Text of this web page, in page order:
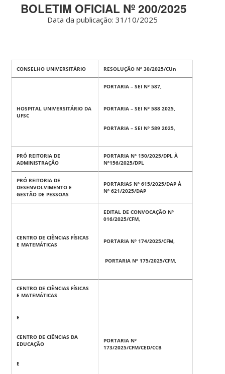
BOLETIM OFICIAL Nº 200/2025
Data da publicação: 31 /10/2025
CONSELHO UNIVERSITÁRIO RESOLUÇÃO Nº 30/2025/CUn
HOSPITAL UNIVERSITÁRIO DA
UFSC
PORTARIA – SEI Nº 587,
PORTARIA – SEI Nº 588 2025,
PORTARIA – SEI Nº 589 2025,
PRÓ REITORIA DE
ADMINISTRAÇÃO
PORTARIA Nº 150/2025/DPL À
Nº156/2025/DPL
PRÓ REITORIA DE
DESENVOLVIMENTO E
GESTÃO DE PESSOAS
PORTARIAS Nº 615/2025/DAP À
Nº 621/2025/DAP
CENTRO DE CIÊNCIAS FÍSICAS
E MATEMÁTICAS
EDITAL DE CONVOCAÇÃO Nº
016/2025/CFM,
PORTARIA Nº 174/2025/CFM,
PORTARIA Nº 175/2025/CFM,
CENTRO DE CIÊNCIAS FÍSICAS
E MATEMÁTICAS
E
CENTRO DE CIÊNCIAS DA
EDUCAÇÃO
E
PORTARIA Nº
173/2025/CFM/CED/CCB